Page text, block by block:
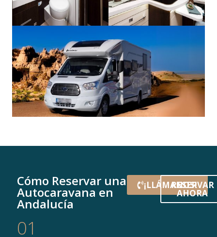
Cómo Reservar una
Autocaravana en
Andalucía
¡LLÁMANOS!
RESERVAR
AHORA
01